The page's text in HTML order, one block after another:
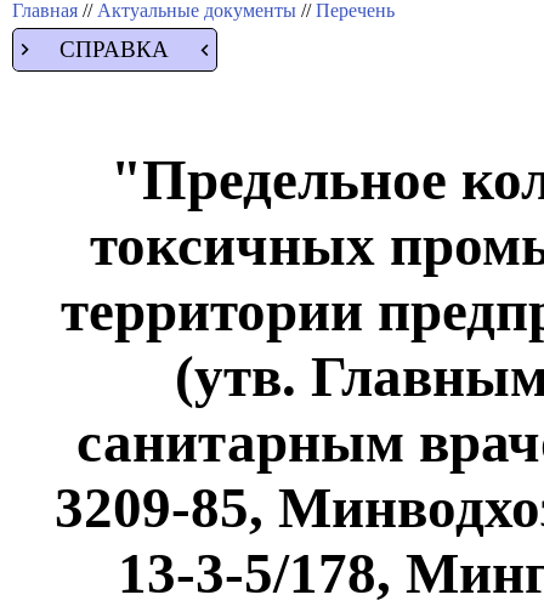
Главная // Актуальные документы //Перечень
СПРАВКА
"Предельное
токсичных
территории
(утв.
санитарным
3209-85,
13-3-5/178,